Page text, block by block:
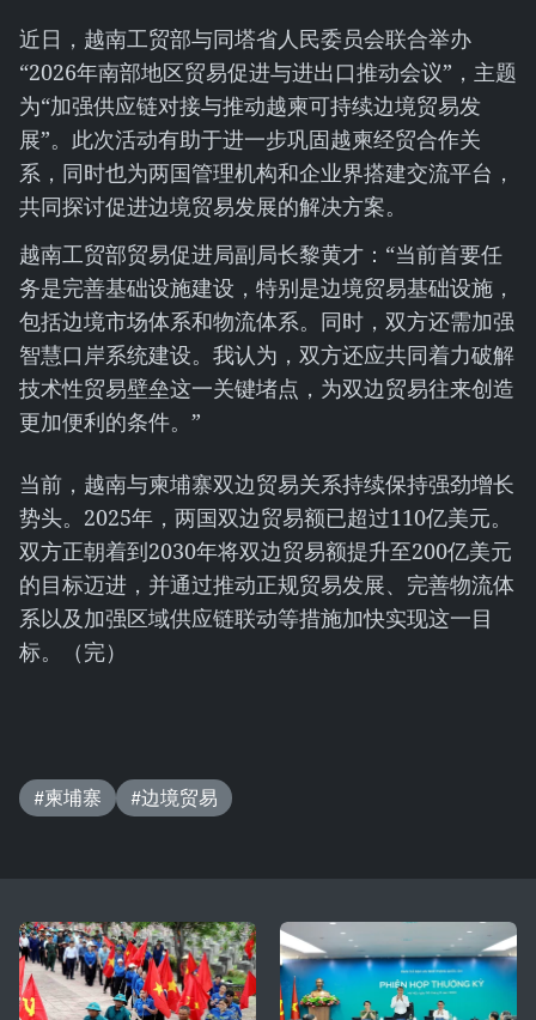
近日，越南工贸部与同塔省人民委员会联合举办
“2026年南部地区贸易促进与进出口推动会议”，主题
为“加强供应链对接与推动越柬可持续边境贸易发
展”。此次活动有助于进一步巩固越柬经贸合作关
系，同时也为两国管理机构和企业界搭建交流平台，
共同探讨促进边境贸易发展的解决方案。
越南工贸部贸易促进局副局长黎黄才：“当前首要任
务是完善基础设施建设，特别是边境贸易基础设施，
包括边境市场体系和物流体系。同时，双方还需加强
智慧口岸系统建设。我认为，双方还应共同着力破解
技术性贸易壁垒这一关键堵点，为双边贸易往来创造
更加便利的条件。”
当前，越南与柬埔寨双边贸易关系持续保持强劲增长
势头。2025年，两国双边贸易额已超过110亿美元。
双方正朝着到2030年将双边贸易额提升至200亿美元
的目标迈进，并通过推动正规贸易发展、完善物流体
系以及加强区域供应链联动等措施加快实现这一目
标。（完）
#柬埔寨 #边境贸易